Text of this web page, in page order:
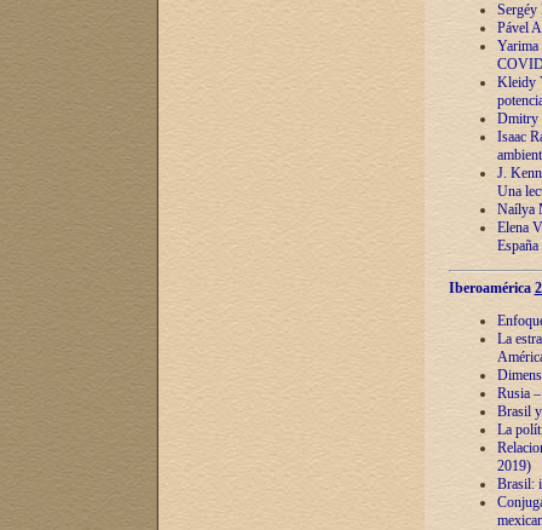
Sergéy
Pável
Yarima
Kleidy
Dmitry
Isaac
J.
Una
Naílya
Elena
España
Iberoamérica
La
Rusia
Brasil
La
2019)
Brasil: